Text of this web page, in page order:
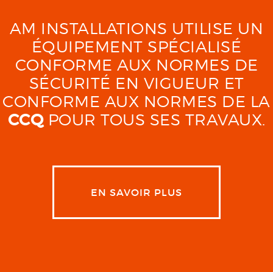
AM INSTALLATIONS UTILISE UN
ÉQUIPEMENT SPÉCIALISÉ
CONFORME AUX NORMES DE
SÉCURITÉ EN VIGUEUR ET
CONFORME AUX NORMES DE LA
CCQPOUR TOUS SES TRAVAUX.
EN SAVOIR PLUS